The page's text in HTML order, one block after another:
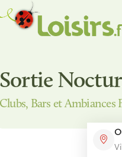
Sortie
Clubs, Bars et